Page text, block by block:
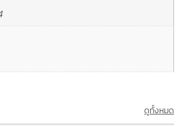
ดูทั้งหมด